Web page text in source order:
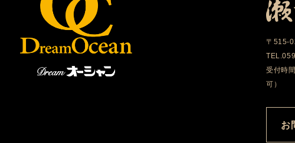
〒515-
受付時
可）
お